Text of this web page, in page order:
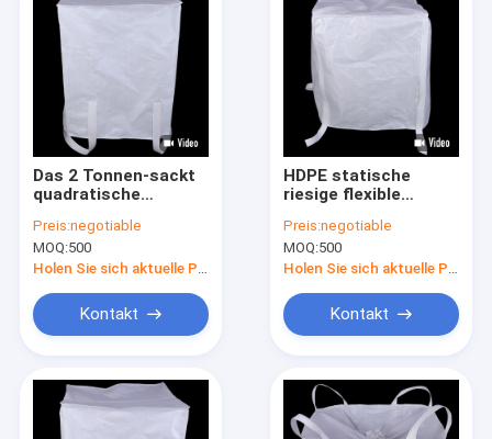
Produkte
Das 2 Tonnen-sackt
quadratische
100*120cm
Chemikalie und
Asche ein
Preis:negotiable
MOQ:500
Holen Sie sich aktuelle Preis
Kontakt
HDPE statische
riesige flexible
0.9*0.9m 2000kg Art
A ein
Preis:negotiable
MOQ:500
Holen Sie sich aktuelle Preis
Kontakt